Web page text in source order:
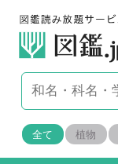
全て 植物 野鳥